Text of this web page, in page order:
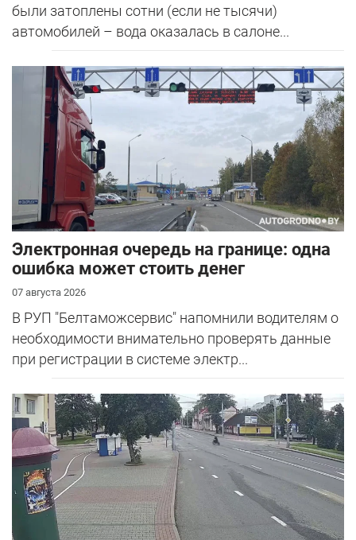
были затоплены сотни (если не тысячи)
автомобилей – вода оказалась в салоне...
Электронная очередь на границе: одна
ошибка может стоить денег
07 августа 2026
В РУП "Белтаможсервис" напомнили водителям о
необходимости внимательно проверять данные
при регистрации в системе электр...